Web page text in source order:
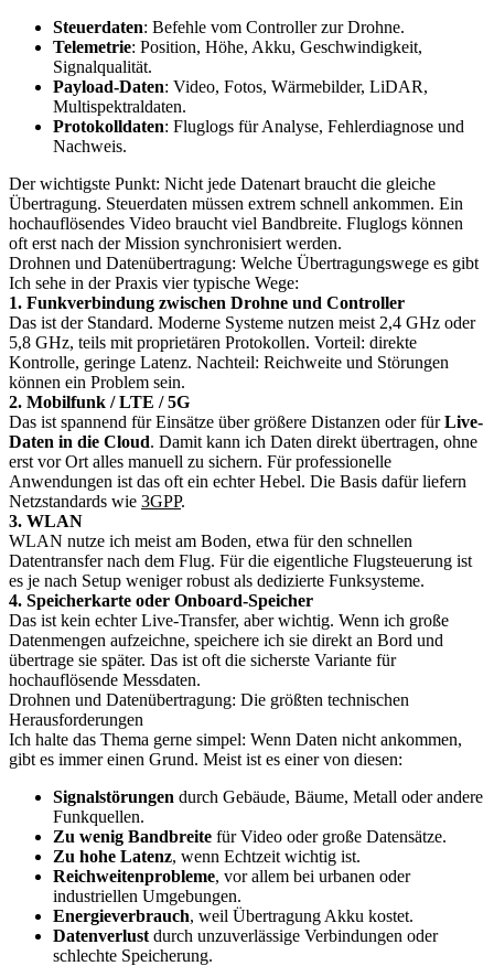
Steuerdaten: Befehle vom Controller zur Drohne.
Telemetrie: Position, Höhe, Akku, Geschwindigkeit,
Signalqualität.
Payload-Daten: Video, Fotos, Wärmebilder, LiDAR,
Multispektraldaten.
Protokolldaten: Fluglogs für Analyse, Fehlerdiagnose und
Nachweis.
Der wichtigste Punkt: Nicht jede Datenart braucht die gleiche
Übertragung. Steuerdaten müssen extrem schnell ankommen. Ein
hochauflösendes Video braucht viel Bandbreite. Fluglogs können
oft erst nach der Mission synchronisiert werden.
Drohnen und Datenübertragung: Welche Übertragungswege es gibt
Ich sehe in der Praxis vier typische Wege:
1. Funkverbindung zwischen Drohne und Controller
Das ist der Standard. Moderne Systeme nutzen meist 2,4 GHz oder
5,8 GHz, teils mit proprietären Protokollen. Vorteil: direkte
Kontrolle, geringe Latenz. Nachteil: Reichweite und Störungen
können ein Problem sein.
2. Mobilfunk / LTE / 5G
Das ist spannend für Einsätze über größere Distanzen oder fürLive-
Daten in die Cloud. Damit kann ich Daten direkt übertragen, ohne
erst vor Ort alles manuell zu sichern. Für professionelle
Anwendungen ist das oft ein echter Hebel. Die Basis dafür liefern
Netzstandards wie 3GPP.
3. WLAN
WLAN nutze ich meist am Boden, etwa für den schnellen
Datentransfer nach dem Flug. Für die eigentliche Flugsteuerung ist
es je nach Setup weniger robust als dedizierte Funksysteme.
4. Speicherkarte oder Onboard-Speicher
Das ist kein echter Live-Transfer, aber wichtig. Wenn ich große
Datenmengen aufzeichne, speichere ich sie direkt an Bord und
übertrage sie später. Das ist oft die sicherste Variante für
hochauflösende Messdaten.
Drohnen und Datenübertragung: Die größten technischen
Herausforderungen
Ich halte das Thema gerne simpel: Wenn Daten nicht ankommen,
gibt es immer einen Grund. Meist ist es einer von diesen:
Signalstörungen durch Gebäude, Bäume, Metall oder andere
Funkquellen.
Zu wenig Bandbreite für Video oder große Datensätze.
Zu hohe Latenz, wenn Echtzeit wichtig ist.
Reichweitenprobleme, vor allem bei urbanen oder
industriellen Umgebungen.
Energieverbrauch, weil Übertragung Akku kostet.
Datenverlust durch unzuverlässige Verbindungen oder
schlechte Speicherung.